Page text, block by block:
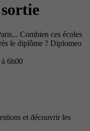
Combien ces écoles
le diplôme ? Diplomeo
6h00
et découvrir les